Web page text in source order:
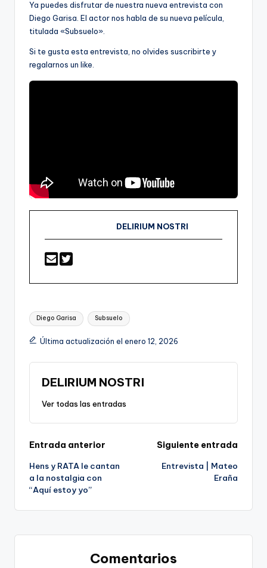
Ya puedes disfrutar de nuestra nueva entrevista con
Diego Garisa. El actor nos habla de su nueva película,
titulada «Subsuelo».
Si te gusta esta entrevista, no olvides suscribirte y
regalarnos un like.
DELIRIUM NOSTRI
Etiquetas:
Diego Garisa Subsuelo
Última actualización el enero 12, 2026
DELIRIUM NOSTRI
Ver todas las entradas
Navegación
de
entradas
Entrada anterior
Hens y RATA le cantan
a la nostalgia con
“Aquí estoy yo”
Siguiente entrada
Entrevista | Mateo
Eraña
Comentarios